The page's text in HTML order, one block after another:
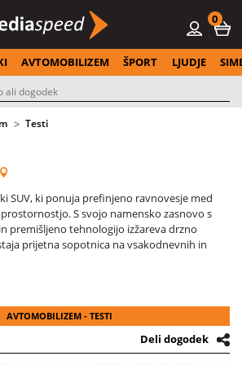
0
AVTOMOBILIZEM ŠPORT LJUDJE
Testi
SUV, ki ponuja prefinjeno ravnovesje med
S svojo namensko zasnovo s
premišljeno tehnologijo izžareva drzno
prijetna sopotnica na vsakodnevnih in
Multisolution Architecture (PMA);
pogon, postavitev naprej vzdolž
\~4 990 mm, širina \~1 890 mm, višina
AVTOMOBILIZEM - TESTI
Deli dogodek